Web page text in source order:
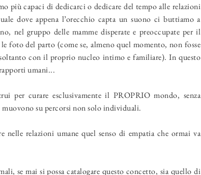
più capaci di dedicarci o dedicare del tempo alle relazioni
dove appena l’orecchio capta un suono ci buttiamo a
nel gruppo delle mamme disperate e preoccupate per il
foto del parto (come se, almeno quel momento, non fosse
con il proprio nucleo intimo e familiare). In questo
umani...
per curare esclusivamente il PROPRIO mondo, senza
muovono su percorsi non solo individuali.
nelle relazioni umane quel senso di empatia che ormai va
se mai si possa catalogare questo concetto, sia quello di